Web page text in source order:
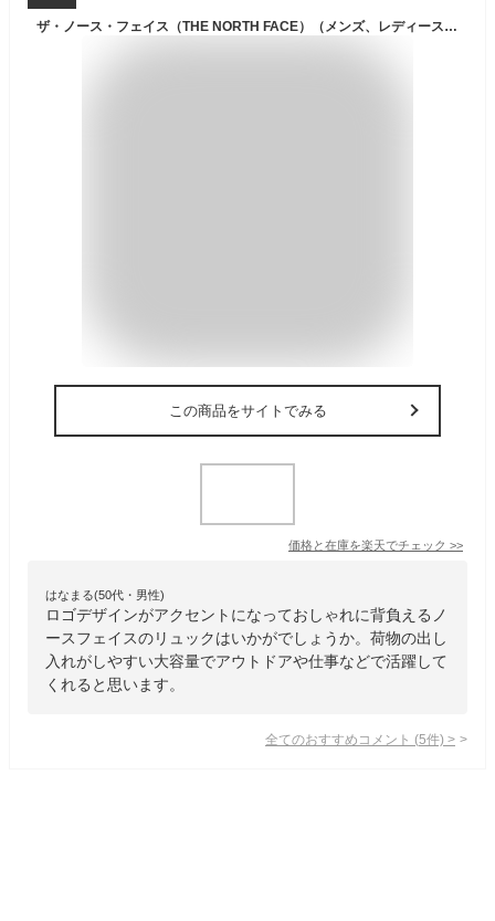
ザ・ノース・フェイス（THE NORTH FACE）（メンズ、レディース）リュック バッグ ビッグショット NM72301 K 33L ブラック 通勤 通学 ビジネス
この商品をサイトでみる
価格と在庫を楽天でチェック >>
はなまる(50代・男性)
ロゴデザインがアクセントになっておしゃれに背負えるノ
ースフェイスのリュックはいかがでしょうか。荷物の出し
入れがしやすい大容量でアウトドアや仕事などで活躍して
くれると思います。
全てのおすすめコメント (5件) >